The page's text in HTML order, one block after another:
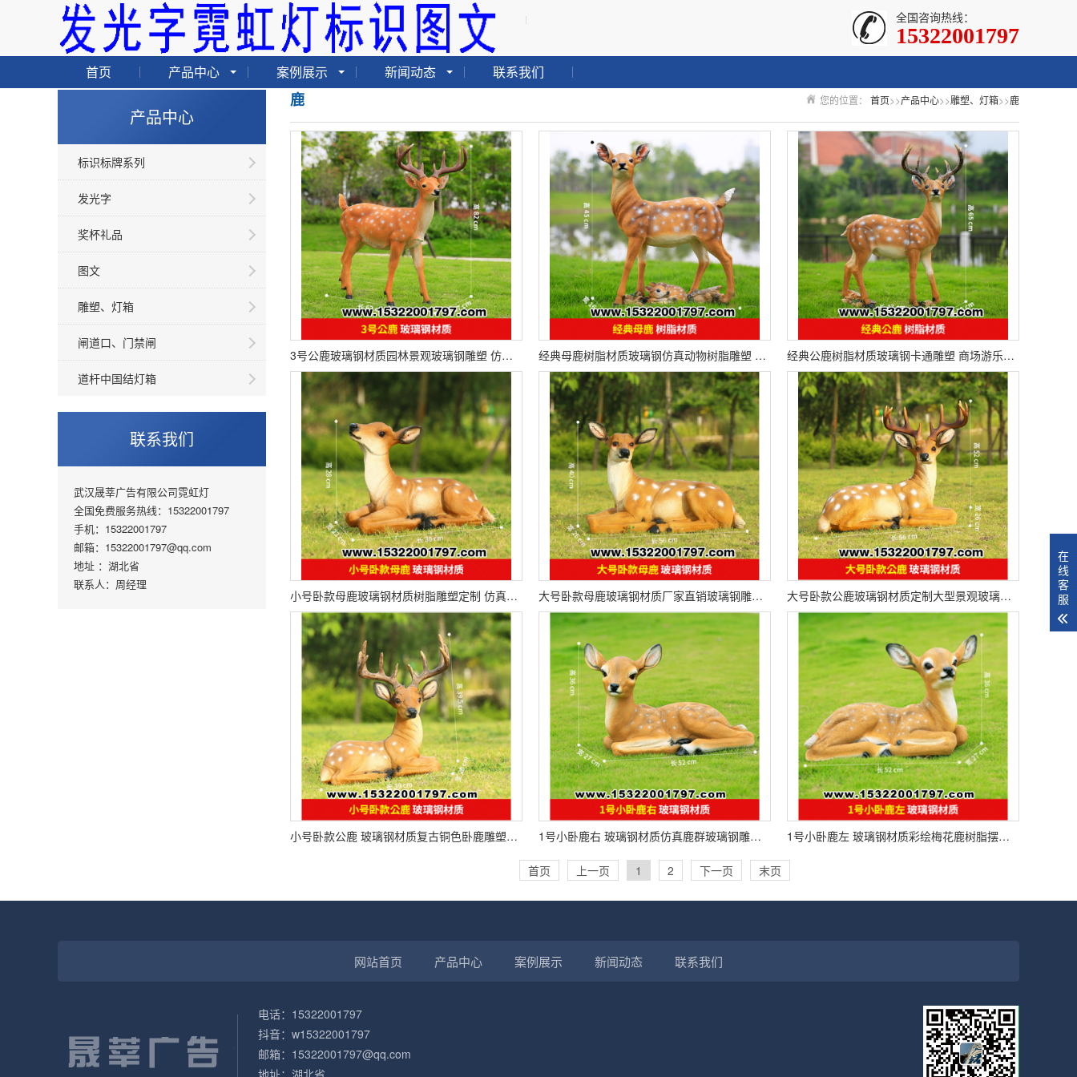
全国咨询热线：
15322001797
首页 产品中心 案例展示 新闻动态 联系我们
产品中心
标识标牌系列
发光字
奖杯礼品
图文
雕塑、灯箱
闸道口、门禁闸
道杆中国结灯箱
联系我们
武汉晟莘广告有限公司霓虹灯
全国免费服务热线：15322001797
手机：15322001797
邮箱：15322001797@qq.com
地址 ：湖北省
联系人：周经理
您的位置： 首页>>产品中心>>雕塑、灯箱>>鹿
鹿
3号公鹿玻璃钢材质园林景观玻璃钢雕塑 仿真蘑菇蜗牛兔子草坪装饰 厂家直供 经典母鹿树脂材质玻璃钢仿真动物树脂雕塑 博物馆标本替代橱窗装饰摆件 支持来图定制 经典公鹿树脂材质玻璃钢卡通雕塑 商场游乐场公园景观装饰摆件 支持定制设计
小号卧款母鹿玻璃钢材质树脂雕塑定制 仿真动物人物卡通造型工艺品摆件 支持来图定制 大号卧款母鹿玻璃钢材质厂家直销玻璃钢雕塑 定制卡通动漫人物动物造型景观装饰摆件 大号卧款公鹿玻璃钢材质定制大型景观玻璃钢雕塑 户外商场卡通动物人物抽象造型摆件
小号卧款公鹿 玻璃钢材质复古铜色卧鹿雕塑，中式庭院雅韵装饰 1号小卧鹿右 玻璃钢材质仿真鹿群玻璃钢雕塑，景区入口吸睛打卡点 1号小卧鹿左 玻璃钢材质彩绘梅花鹿树脂摆件，庭院造景氛围感神器
首页 上一页 1 2 下一页 末页
网站首页 产品中心 案例展示 新闻动态 联系我们
电话：15322001797
抖音：w15322001797
邮箱：15322001797@qq.com
地址：湖北省
在
线
客
服